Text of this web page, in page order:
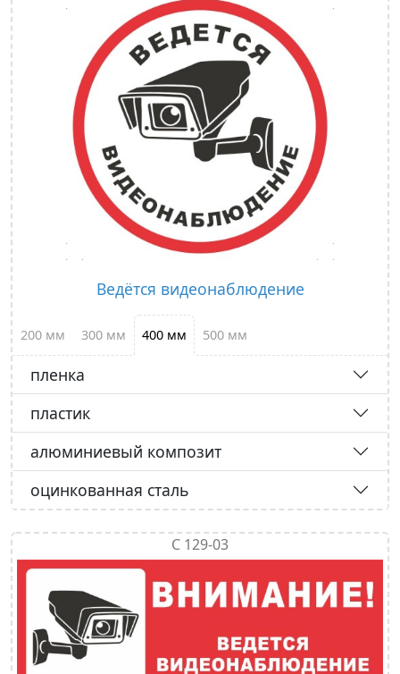
Ведётся видеонаблюдение
200 мм 300 мм 400 мм 500 мм
пленка
пластик
алюминиевый композит
оцинкованная сталь
С 129-03